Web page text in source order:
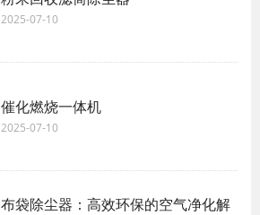
2025-07-10
催化燃烧一体机
2025-07-10
布袋除尘器：高效环保的空气净化解